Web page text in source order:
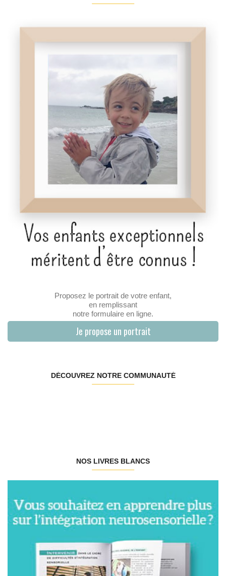
Proposez le portrait de votre enfant,
en remplissant
notre formulaire en ligne.
Je propose un portrait
DÉCOUVREZ NOTRE COMMUNAUTÉ
NOS LIVRES BLANCS